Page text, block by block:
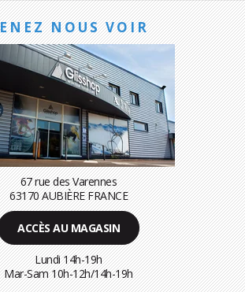
NOUS VOIR
67 rue des Varennes
63170 AUBIÈRE FRANCE
ACCÈS AU MAGASIN
Lundi 14h-19h
Mar-Sam 10h-12h/14h-19h